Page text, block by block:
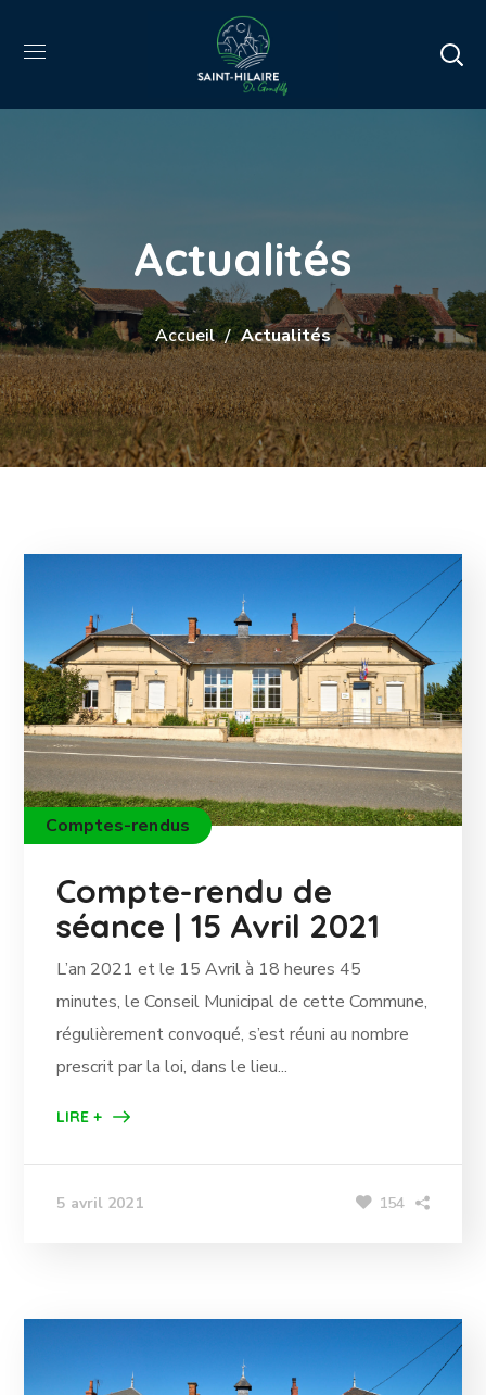
Actualités
Accueil Actualités
Comptes-rendus
Compte-rendu de
séance | 15 Avril 2021
L’an 2021 et le 15 Avril à 18 heures 45
minutes, le Conseil Municipal de cette Commune,
régulièrement convoqué, s’est réuni au nombre
prescrit par la loi, dans le lieu...
LIRE +
5 avril 2021 154